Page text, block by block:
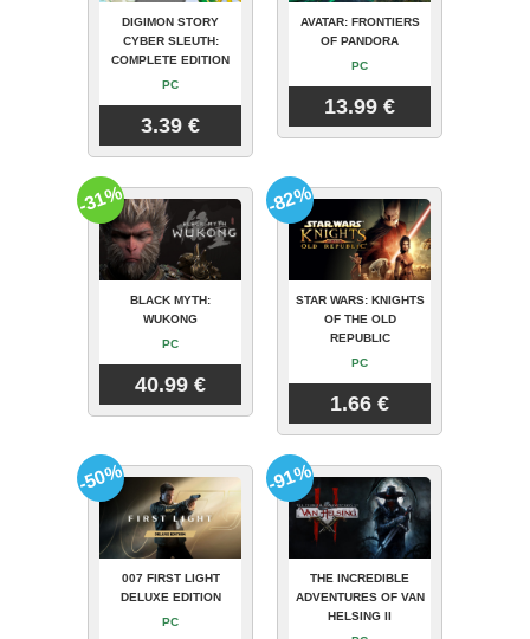
DIGIMON STORY
CYBER SLEUTH:
COMPLETE EDITION
PC
3.39 €
AVATAR: FRONTIERS
OF PANDORA
PC
13.99 €
BLACK MYTH:
WUKONG
PC
40.99 €
-31%
STAR WARS: KNIGHTS
OF THE OLD
REPUBLIC
PC
1.66 €
-82%
007 FIRST LIGHT
DELUXE EDITION
PC
-50%
THE INCREDIBLE
ADVENTURES OF VAN
HELSING II
-91%